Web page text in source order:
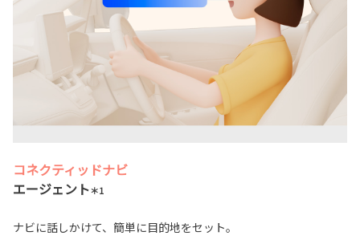
コネクティッドナビ
エージェント＊1
ナビに話しかけて、簡単に目的地をセット。